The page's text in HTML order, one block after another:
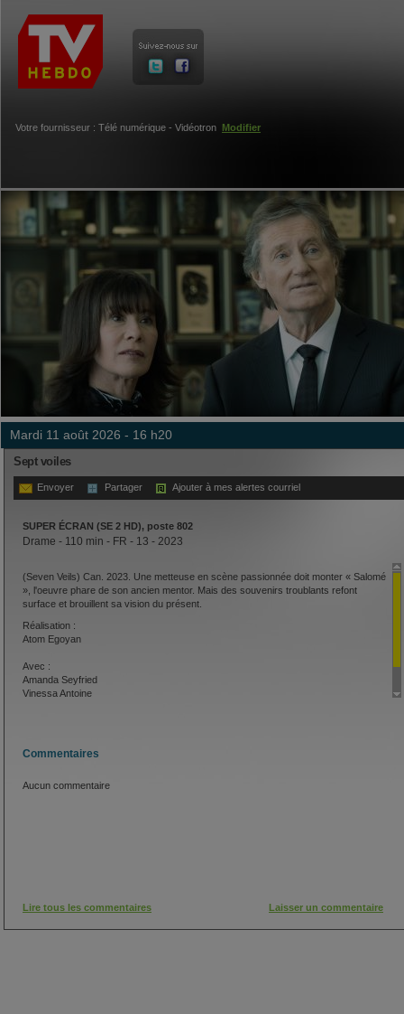
Votre fournisseur : Télé numérique - Vidéotron Modifier
mardi 11 août 2026 - 16 h20
Sept voiles
Envoyer Partager Ajouter à mes alertes courriel
SUPER ÉCRAN (SE 2 HD), poste 802
Drame - 110 min - FR - 13 - 2023
(Seven Veils) Can. 2023. Une metteuse en scène passionnée doit monter « Salomé
», l'oeuvre phare de son ancien mentor. Mais des souvenirs troublants refont
surface et brouillent sa vision du présent.
Réalisation :
Atom Egoyan
Avec :
Amanda Seyfried
Vinessa Antoine
Commentaires
Aucun commentaire
Lire tous les commentaires Laisser un commentaire